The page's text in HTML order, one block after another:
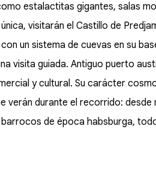
estalactitas gigantes, salas
visitarán el Castillo de
un sistema de cuevas en su
visita guiada. Antiguo puerto
y cultural. Su carácter
verán durante el recorrido:
de época habsburga,